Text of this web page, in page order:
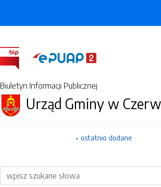
Biuletyn Informacji Publicznej
Urząd Gminy w
ostatnio dodane
Wyszukiwarka